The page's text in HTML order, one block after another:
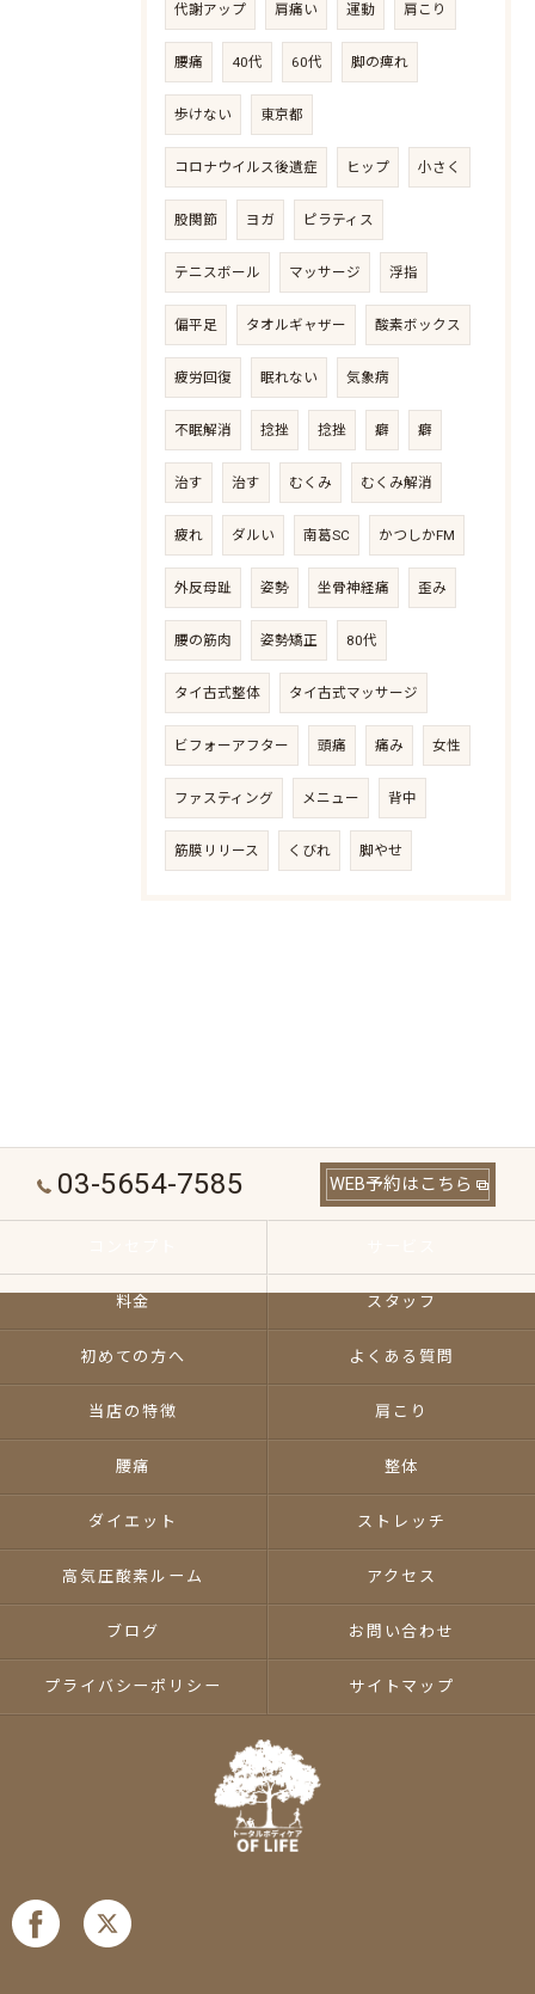
代謝アップ 肩痛い 運動 肩こり
腰痛 40代 60代 脚の痺れ
歩けない 東京都
コロナウイルス後遺症 ヒップ 小さく
股関節 ヨガ ピラティス
テニスボール マッサージ 浮指
偏平足 タオルギャザー 酸素ボックス
疲労回復 眠れない 気象病
不眠解消 捻挫 捻挫 癖 癖
治す 治す むくみ むくみ解消
疲れ ダルい 南葛SC かつしかFM
外反母趾 姿勢 坐骨神経痛 歪み
腰の筋肉 姿勢矯正 80代
タイ古式整体 タイ古式マッサージ
ビフォーアフター 頭痛 痛み 女性
ファスティング メニュー 背中
筋膜リリース くびれ 脚やせ
03-5654-7585 WEB予約はこちら
料金 スタッフ
初めての方へ よくある質問
当店の特徴 肩こり
腰痛 整体
ダイエット ストレッチ
高気圧酸素ルーム アクセス
ブログ お問い合わせ
プライバシーポリシー サイトマップ